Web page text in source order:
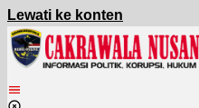
Lewati ke konten